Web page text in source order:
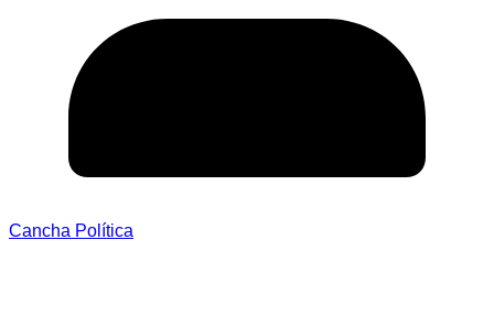
Cancha Política